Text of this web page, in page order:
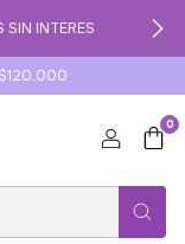
SIN INTERES
$120.000
0